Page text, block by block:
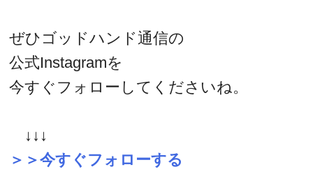
ぜひゴッドハンド通信の
公式Instagramを
今すぐフォローしてくださいね。
↓↓↓
＞＞今すぐフォローする